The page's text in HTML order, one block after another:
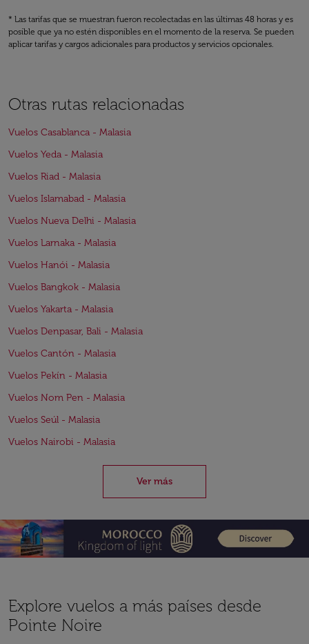
* Las tarifas que se muestran fueron recolectadas en las últimas 48 horas y es
posible que ya no estén disponibles en el momento de la reserva. Se pueden
aplicar tarifas y cargos adicionales para productos y servicios opcionales.
Otras rutas relacionadas
Vuelos Casablanca - Malasia
Vuelos Yeda - Malasia
Vuelos Riad - Malasia
Vuelos Islamabad - Malasia
Vuelos Nueva Delhi - Malasia
Vuelos Larnaka - Malasia
Vuelos Hanói - Malasia
Vuelos Bangkok - Malasia
Vuelos Yakarta - Malasia
Vuelos Denpasar, Bali - Malasia
Vuelos Cantón - Malasia
Vuelos Pekín - Malasia
Vuelos Nom Pen - Malasia
Vuelos Seúl - Malasia
Vuelos Nairobi - Malasia
Ver más
Explore vuelos a más países desde
Pointe Noire